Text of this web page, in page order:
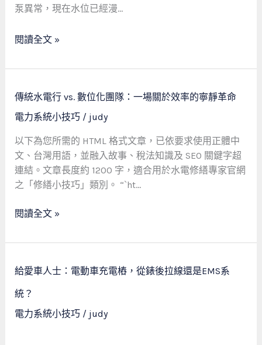
泵異常，現在水位已經漫…
稅
思
與
電
服
務
的
專
業
革
閱讀全文 »
傳統水電行 vs. 數位化團隊：一場關於效率的寧靜革命
電力系統小技巧/ judy
以下為您所需的 HTML 格式文章，已依要求使用正體中
文、台灣用語，並融入故事、稅法知識及 SEO 關鍵字超
連結。文章長度約 1200 字，適合用於水電修繕專家官網
之「修繕小技巧」類別。 “`ht…
傳
統
水
行
vs.
數
位
化
團
場
於
效
閱讀全文 »
給愛車人士：電動車充電樁，從錶後拉線還是EMS系
統？
電力系統小技巧/ judy
給
愛
車
人